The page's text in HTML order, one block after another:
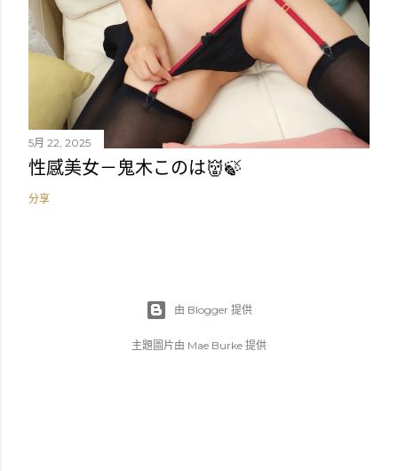
5月 22, 2025
性感美女－鬼木このは👹🍃
分享
由 Blogger 提供
主題圖片由 Mae Burke 提供